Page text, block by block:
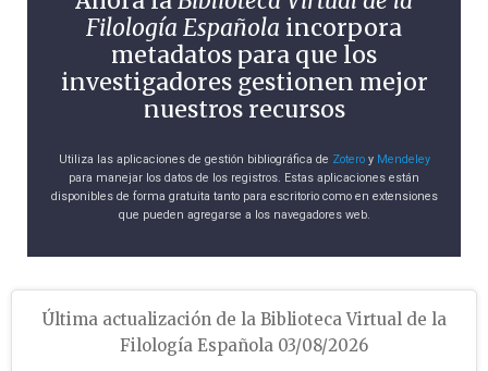
Filología Española incorpora
metadatos para que los
investigadores gestionen mejor
nuestros recursos
Utiliza las aplicaciones de gestión bibliográfica de Zoteroy Mendeley
para manejar los datos de los registros. Estas aplicaciones están
disponibles de forma gratuita tanto para escritorio como en extensiones
que pueden agregarse a los navegadores web.
Última actualización de la Biblioteca Virtual de la
Filología Española 03/08/2026